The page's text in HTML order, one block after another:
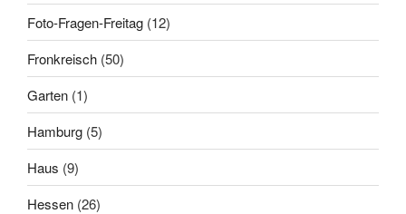
Foto-Fragen-Freitag (12)
Fronkreisch (50)
Garten (1)
Hamburg (5)
Haus (9)
Hessen (26)